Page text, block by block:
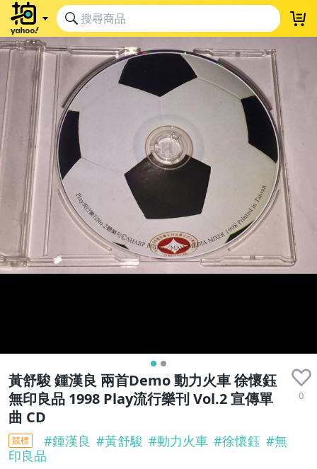
黃舒駿 鍾漢良 兩首Demo 動力火車 徐懷鈺
無印良品 1998 Play流行樂刊 Vol.2 宣傳單
曲 CD
0
競標 #鍾漢良 #黃舒駿 #動力火車 #徐懷鈺 #無
印良品